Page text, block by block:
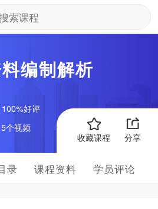
编制解析
100%好评
5个视频
收藏课程
分享
录 课程资料 学员评论